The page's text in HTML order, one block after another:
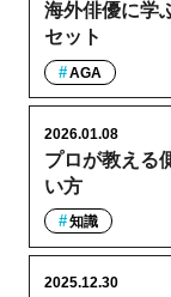
海外俳優に学
セット
AGA
プロが教える
い方
2026.01.08
知識
2025.12.30